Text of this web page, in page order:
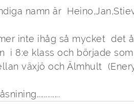
namn är
inte ihåg så mycket  det
i 8:e klass och började
växjö och Älmhult